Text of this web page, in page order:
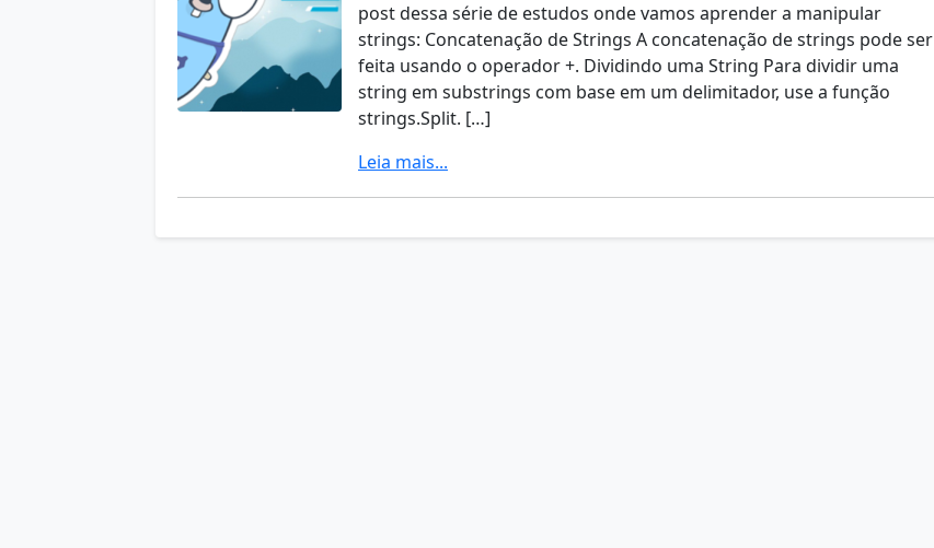
post dessa série de estudos onde vamos aprender a manipular
strings: Concatenação de Strings A concatenação de strings pode ser
feita usando o operador +. Dividindo uma String Para dividir uma
string em substrings com base em um delimitador, use a função
strings.Split. […]
Leia mais...